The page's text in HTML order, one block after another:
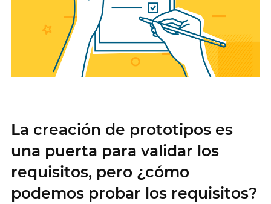
La creación de prototipos es
una puerta para validar los
requisitos, pero ¿cómo
podemos probar los requisitos?